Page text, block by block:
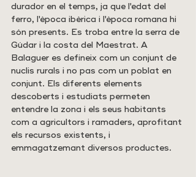
durador en el temps, ja que l'edat del
ferro, l'època ibèrica i l'època romana hi
són presents. Es troba entre la serra de
Gúdar i la costa del Maestrat. A
Balaguer es defineix com un conjunt de
nuclis rurals i no pas com un poblat en
conjunt. Els diferents elements
descoberts i estudiats permeten
entendre la zona i els seus habitants
com a agricultors i ramaders, aprofitant
els recursos existents, i
emmagatzemant diversos productes.